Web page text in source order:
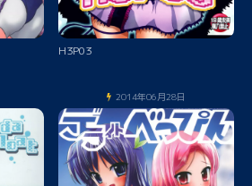
H3P03
2014年06月28日